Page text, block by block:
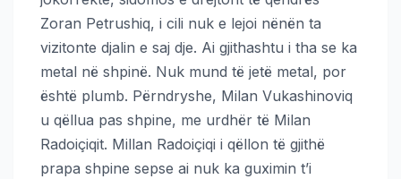
Zoran Petrushiq, i cili nuk e lejoi nënën ta
vizitonte djalin e saj dje. Ai gjithashtu i tha se ka
metal në shpinë. Nuk mund të jetë metal, por
është plumb. Përndryshe, Milan Vukashinoviq
u qëllua pas shpine, me urdhër të Milan
Radoiçiqit. Millan Radoiçiqi i qëllon të gjithë
prapa shpine sepse ai nuk ka guximin t’i